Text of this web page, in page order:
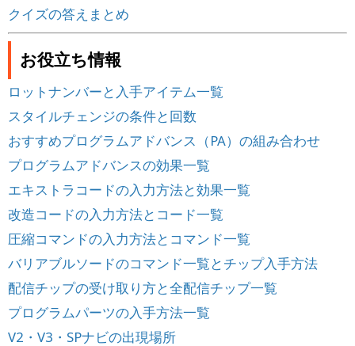
クイズの答えまとめ
お役立ち情報
ロットナンバーと入手アイテム一覧
スタイルチェンジの条件と回数
おすすめプログラムアドバンス（PA）の組み合わせ
プログラムアドバンスの効果一覧
エキストラコードの入力方法と効果一覧
改造コードの入力方法とコード一覧
圧縮コマンドの入力方法とコマンド一覧
バリアブルソードのコマンド一覧とチップ入手方法
配信チップの受け取り方と全配信チップ一覧
プログラムパーツの入手方法一覧
V2・V3・SPナビの出現場所